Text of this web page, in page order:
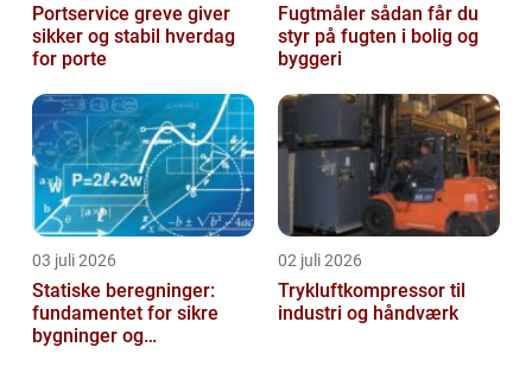
Portservice greve giver
sikker og stabil hverdag
for porte
Fugtmåler sådan får du
styr på fugten i bolig og
byggeri
03 juli 2026
Statiske beregninger:
fundamentet for sikre
bygninger og
02 juli 2026
Trykluftkompressor til
industri og håndværk